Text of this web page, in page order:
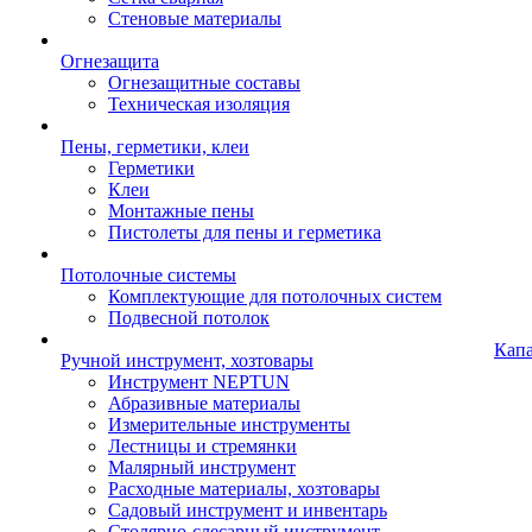
Стеновые материалы
Огнезащита
Огнезащитные составы
Техническая изоляция
Пены, герметики, клеи
Герметики
Клеи
Монтажные пены
Пистолеты для пены и герметика
Потолочные системы
Комплектующие для потолочных систем
Подвесной потолок
Ручной инструмент, хозтовары
Инструмент NEPTUN
Абразивные материалы
Измерительные инструменты
Лестницы и стремянки
Малярный инструмент
Расходные материалы, хозтовары
Садовый инструмент и инвентарь